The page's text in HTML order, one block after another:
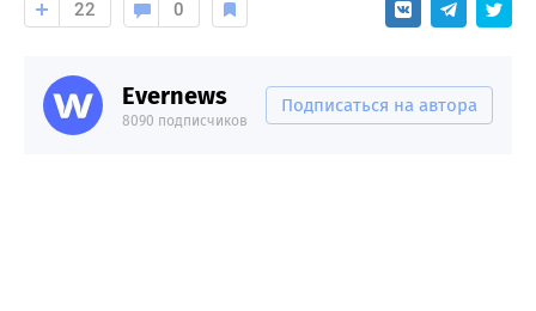
22 0
Evernews
8090 подписчиков
Подписаться на автора